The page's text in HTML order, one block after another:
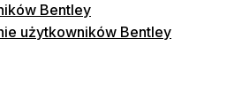
Bentley
użytkowników Bentley